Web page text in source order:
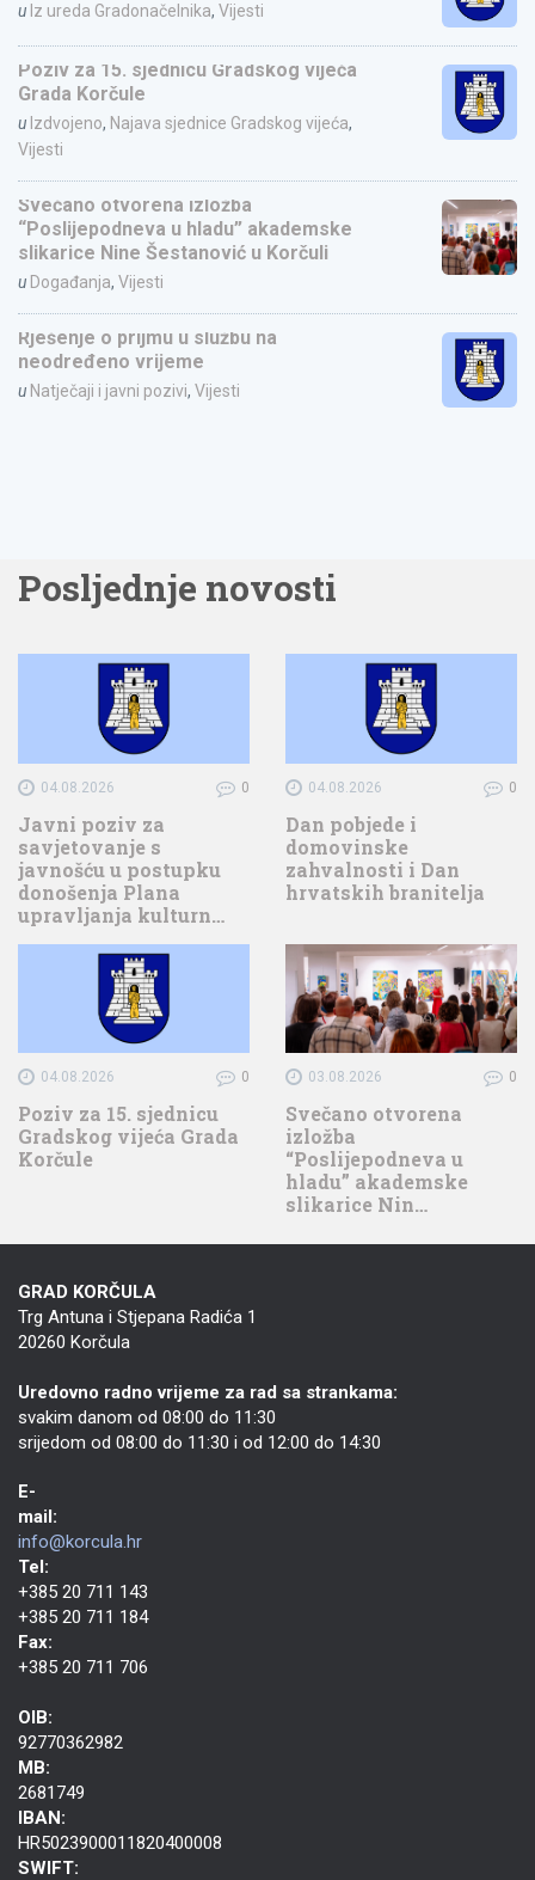
u Iz ureda Gradonačelnika, Vijesti
Poziv za 15. sjednicu Gradskog vijeća
Grada Korčule
u Izdvojeno, Najava sjednice Gradskog vijeća,
Vijesti
Svečano otvorena izložba
“Poslijepodneva u hladu” akademske
slikarice Nine Šestanović u Korčuli
u Događanja, Vijesti
Rješenje o prijmu u službu na
neodređeno vrijeme
u Natječaji i javni pozivi, Vijesti
Posljednje novosti
04.08.2026 0
Javni poziv za
savjetovanje s
javnošću u postupku
donošenja Plana
upravljanja kulturn…
04.08.2026 0
Dan pobjede i
domovinske
zahvalnosti i Dan
hrvatskih branitelja
04.08.2026 0
Poziv za 15. sjednicu
Gradskog vijeća Grada
Korčule
03.08.2026 0
Svečano otvorena
izložba
“Poslijepodneva u
hladu” akademske
slikarice Nin…
GRAD KORČULA
Trg Antuna i Stjepana Radića 1
20260 Korčula
Uredovno radno vrijeme za rad sa strankama:
svakim danom od 08:00 do 11:30
srijedom od 08:00 do 11:30 i od 12:00 do 14:30
E-
mail:
info@korcula.hr
Tel:
+385 20 711 143
+385 20 711 184
Fax:
+385 20 711 706
OIB:
92770362982
MB:
2681749
IBAN:
HR5023900011820400008
SWIFT: